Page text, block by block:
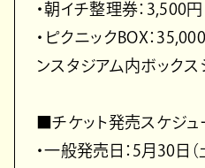
・朝イチ整理券：3,500円
・ピクニックBOX：
ンスタジアム内ボックス
■チケット発売スケジュ
・一般発売日：5月30日